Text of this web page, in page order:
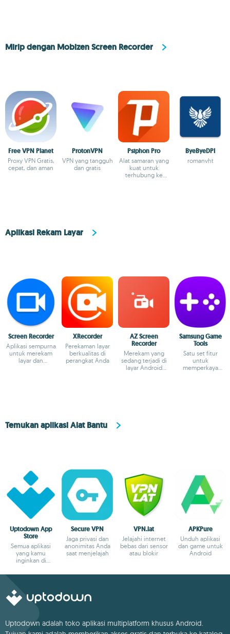
Mirip dengan Mobizen Screen Recorder
Free VPN Planet
Proxy VPN Gratis,
cepat, dan aman
ProtonVPN
VPN yang tangguh
dan gratis
Psiphon Pro
Alat samaran yang
kuat untuk
terhubung ke
ByeByeDPI
romanvht
Aplikasi Rekam Layar
Screen Recorder
Aplikasi sempurna
untuk merekam
layar dan
XRecorder
Perekaman layar
berkualitas di
perangkat Anda
AZ Screen
Recorder
Merekam yang
sedang terjadi di
layar Android
Samsung Game
Tools
Satu set fitur
untuk
memperkaya
Temukan aplikasi Alat Bantu
Uptodown App
Store
Semua aplikasi
yang kamu
inginkan di
Secure VPN
Jaga privasi dan
anonimitas Anda
saat menjelajah
VPN.lat
Jelajahi internet
bebas dari sensor
atau blokir
APKPure
Unduh aplikasi
dan game untuk
Android
Uptodown adalah toko aplikasi multiplatform khusus Android.